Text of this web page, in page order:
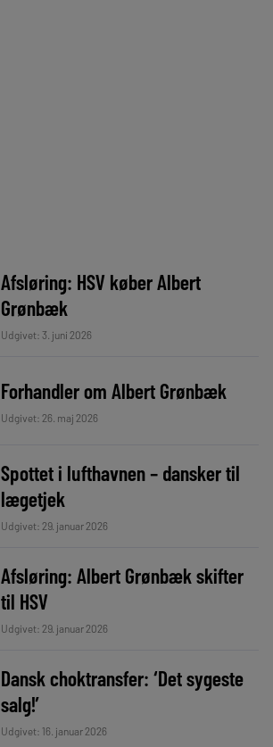
Afsløring: HSV køber Albert
Grønbæk
Udgivet: 3. juni 2026
Forhandler om Albert Grønbæk
Udgivet: 26. maj 2026
Spottet i lufthavnen – dansker til
lægetjek
Udgivet: 29. januar 2026
Afsløring: Albert Grønbæk skifter
til HSV
Udgivet: 29. januar 2026
Dansk choktransfer: ‘Det sygeste
salg!’
Udgivet: 16. januar 2026